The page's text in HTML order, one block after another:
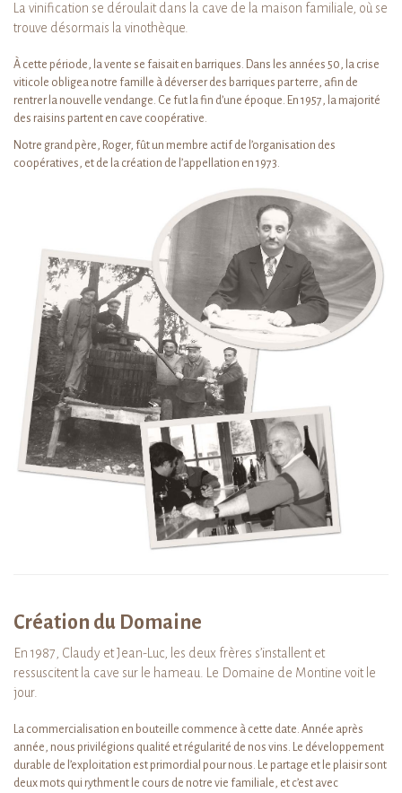
La vinification se déroulait dans la cave de la maison familiale, où se
trouve désormais la vinothèque.
À cette période, la vente se faisait en barriques. Dans les années 50, la crise
viticole obligea notre famille à déverser des barriques par terre, afin de
rentrer la nouvelle vendange. Ce fut la fin d’une époque. En 1957, la majorité
des raisins partent en cave coopérative.
Notre grand père, Roger, fût un membre actif de l’organisation des
coopératives, et de la création de l’appellation en 1973.
Création du Domaine
En 1987, Claudy et Jean-Luc, les deux frères s’installent et
ressuscitent la cave sur le hameau. Le Domaine de Montine voit le
jour.
La commercialisation en bouteille commence à cette date. Année après
année, nous privilégions qualité et régularité de nos vins. Le développement
durable de l’exploitation est primordial pour nous. Le partage et le plaisir sont
deux mots qui rythment le cours de notre vie familiale, et c’est avec